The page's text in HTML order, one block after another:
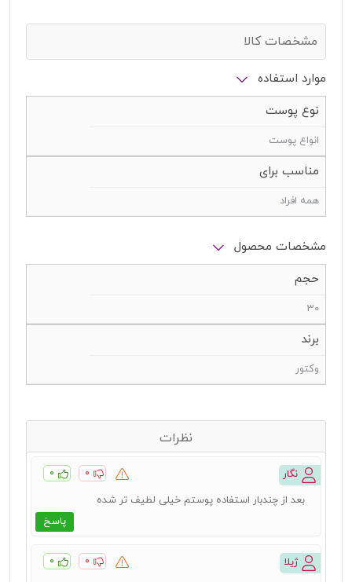
مشخصات کالا
موارد استفاده
نوع پوست
انواع پوست
مناسب برای
همه افراد
مشخصات محصول
حجم
30
برند
وکتور
نظرات
نگار ۰ ۰
پاسخ
بعد از چندبار استفاده پوستم خیلی لطیف تر شده
ژیلا ۰ ۰